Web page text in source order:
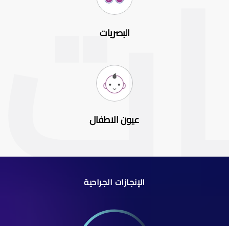
البصريات
عيون الاطفال
الإنجازات الجراحية